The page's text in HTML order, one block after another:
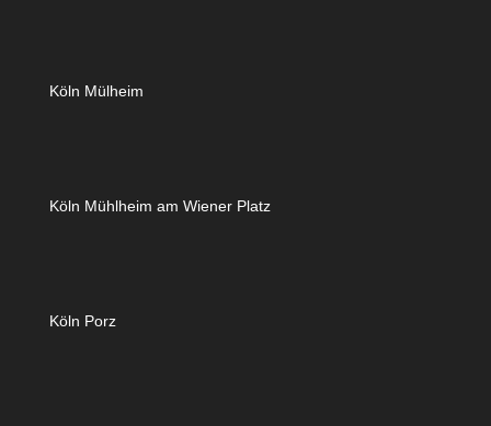
Köln Mülheim
Köln Mühlheim am Wiener Platz
Köln Porz